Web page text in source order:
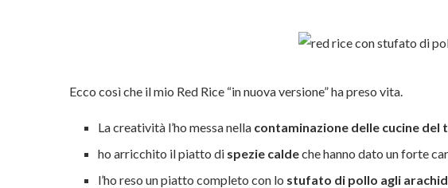
Ecco così che il mio Red Rice “in nuova versione” ha preso vita.
La creatività l’ho messa nella contaminazione delle cucine
ho arricchito il piatto di spezie caldeche hanno dato un forte
l’ho reso un piatto completo con lo stufato di pollo agli